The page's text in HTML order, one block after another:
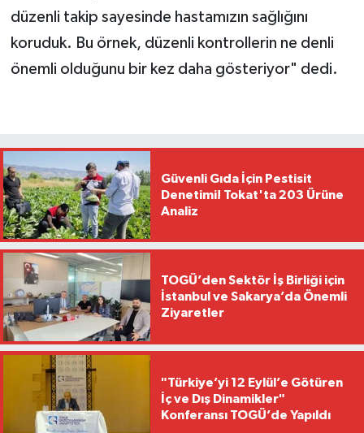
düzenli takip sayesinde hastamızın sağlığını
koruduk. Bu örnek, düzenli kontrollerin ne denli
önemli olduğunu bir kez daha gösteriyor" dedi.
Güvenli Gıda İçin Pestisit
Denetimi! Tokat'ta 203 Ürüne
Analiz
TOGÜ’den Sektör İş Birliği için
İstanbul ve Sakarya’da Önemli
Ziyaretler
"Türkiye’yi 12 Eylül’e Götüren
İç ve Dış Dinamikler"
Konferansı TOGÜ’de Yapıldı